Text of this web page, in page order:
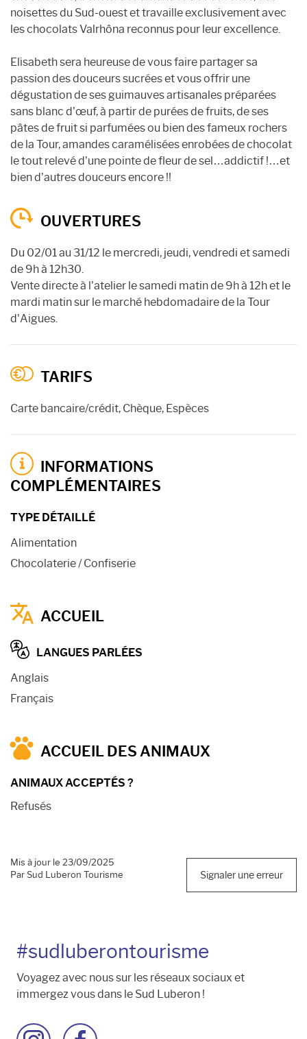
noisettes du Sud-ouest et travaille exclusivement avec
les chocolats Valrhôna reconnus pour leur excellence.
Elisabeth sera heureuse de vous faire partager sa
passion des douceurs sucrées et vous offrir une
dégustation de ses guimauves artisanales préparées
sans blanc d’œuf, à partir de purées de fruits, de ses
pâtes de fruit si parfumées ou bien des fameux rochers
de la Tour, amandes caramélisées enrobées de chocolat
le tout relevé d’une pointe de fleur de sel…addictif !…et
bien d’autres douceurs encore !!
OUVERTURES
Du 02/01 au 31/12 le mercredi, jeudi, vendredi et samedi
de 9h à 12h30.
Vente directe à l’atelier le samedi matin de 9h à 12h et le
mardi matin sur le marché hebdomadaire de la Tour
d’Aigues.
TARIFS
Carte bancaire/crédit, Chèque, Espèces
INFORMATIONS
COMPLÉMENTAIRES
TYPE DÉTAILLÉ
Alimentation
Chocolaterie / Confiserie
ACCUEIL
LANGUES PARLÉES
Anglais
Français
ACCUEIL DES ANIMAUX
ANIMAUX ACCEPTÉS ?
Refusés
Mis à jour le 23/09/2025
Par Sud Luberon Tourisme
Signaler une erreur
#sudluberontourisme
Voyagez avec nous sur les réseaux sociaux et
immergez vous dans le Sud Luberon !
Accéder
Accéder